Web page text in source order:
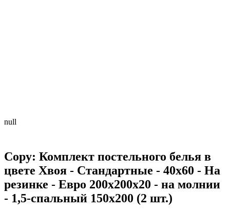
null
Copy: Комплект постельного белья в
цвете Хвоя - Стандартные - 40х60 - На
резинке - Евро 200х200х20 - на молнии
- 1,5-спальный 150х200 (2 шт.)